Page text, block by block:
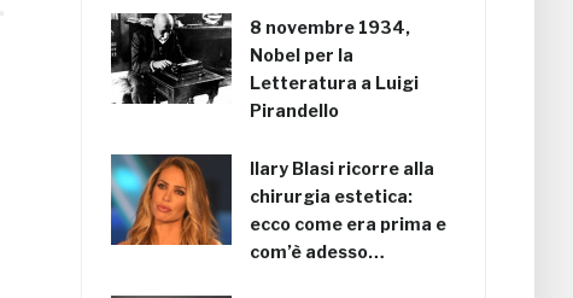
8 novembre 1934,
Nobel per la
Letteratura a Luigi
Pirandello
Ilary Blasi ricorre alla
chirurgia estetica:
ecco come era prima e
com’è adesso…